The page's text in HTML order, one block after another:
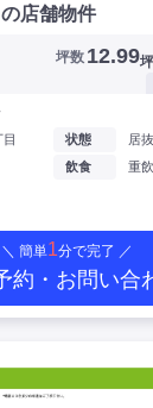
店舗物件
坪数 12.99坪
状態
居
飲食
重
＼ 簡単1分で完了 ／
約・お問い合